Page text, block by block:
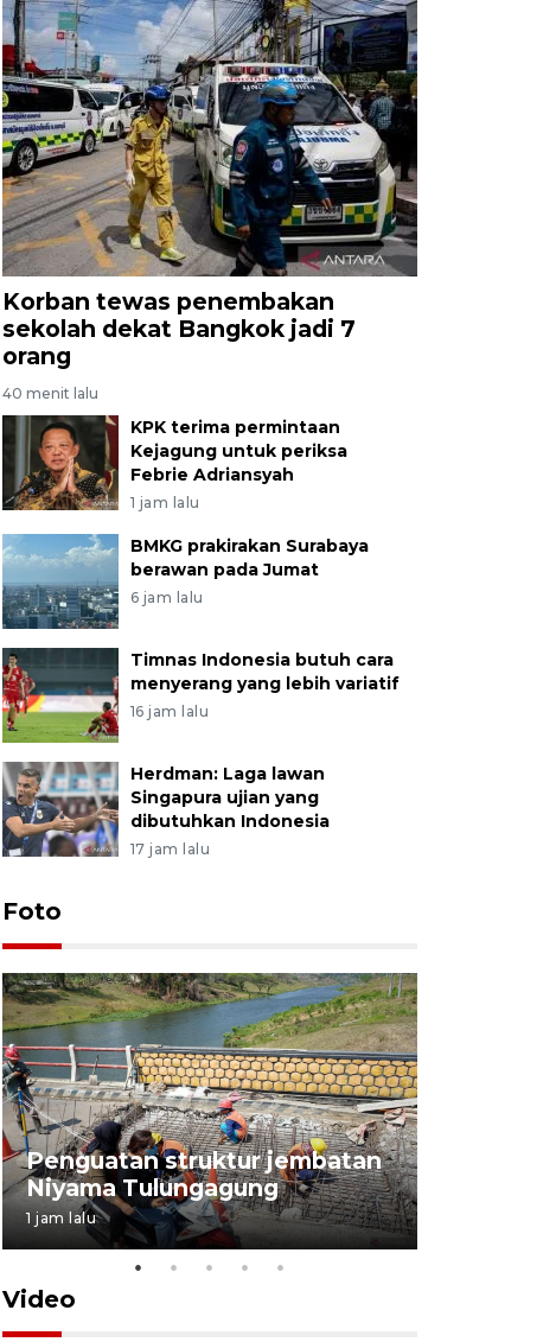
Korban tewas penembakan
sekolah dekat Bangkok jadi 7
orang
40 menit lalu
KPK terima permintaan
Kejagung untuk periksa
Febrie Adriansyah
1 jam lalu
BMKG prakirakan Surabaya
berawan pada Jumat
6 jam lalu
Timnas Indonesia butuh cara
menyerang yang lebih variatif
16 jam lalu
Herdman: Laga lawan
Singapura ujian yang
dibutuhkan Indonesia
17 jam lalu
Foto
Penguatan struktur jembatan
Niyama Tulungagung
1 jam lalu
Video